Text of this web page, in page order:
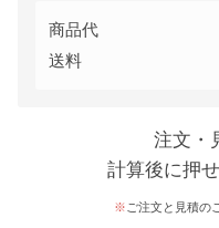
商品代
送料
注文・
計算後に押
ご注文と見積の